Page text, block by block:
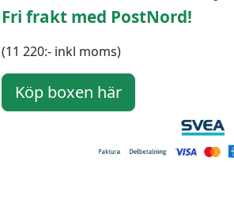
Fri frakt med PostNord!
(11 220:- inkl moms)